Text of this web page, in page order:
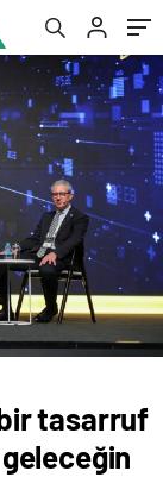
tasarruf